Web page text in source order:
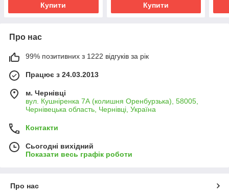
Купити Купити
Про нас
99% позитивних з 1222 відгуків за рік
Працює з 24.03.2013
м. Чернівці
вул. Кушніренка 7А (колишня Оренбурзька), 58005,
Чернівецька область, Чернівці, Україна
Контакти
Сьогодні вихідний
Показати весь графік роботи
Про нас